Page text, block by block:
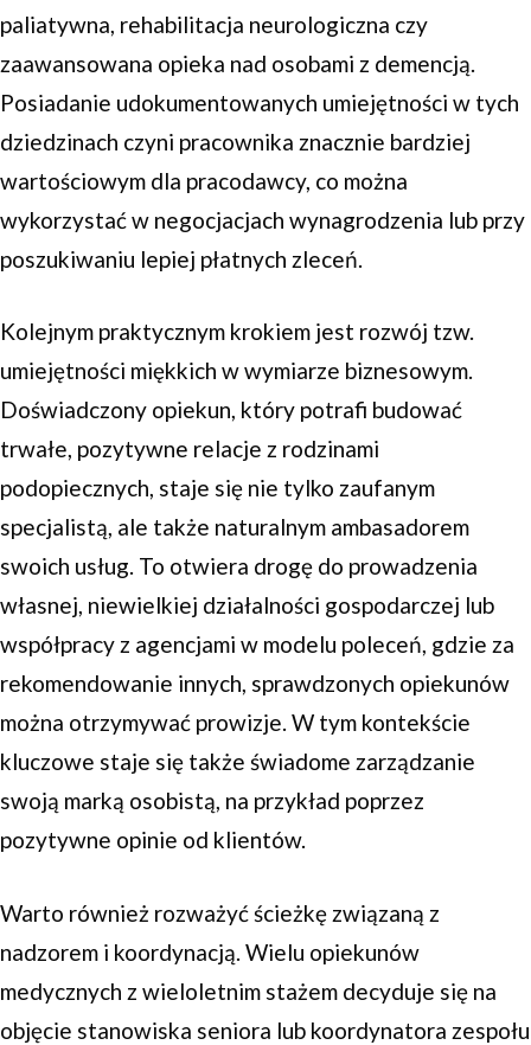
paliatywna, rehabilitacja neurologiczna czy
zaawansowana opieka nad osobami z demencją.
Posiadanie udokumentowanych umiejętności w tych
dziedzinach czyni pracownika znacznie bardziej
wartościowym dla pracodawcy, co można
wykorzystać w negocjacjach wynagrodzenia lub przy
poszukiwaniu lepiej płatnych zleceń.
Kolejnym praktycznym krokiem jest rozwój tzw.
umiejętności miękkich w wymiarze biznesowym.
Doświadczony opiekun, który potrafi budować
trwałe, pozytywne relacje z rodzinami
podopiecznych, staje się nie tylko zaufanym
specjalistą, ale także naturalnym ambasadorem
swoich usług. To otwiera drogę do prowadzenia
własnej, niewielkiej działalności gospodarczej lub
współpracy z agencjami w modelu poleceń, gdzie za
rekomendowanie innych, sprawdzonych opiekunów
można otrzymywać prowizje. W tym kontekście
kluczowe staje się także świadome zarządzanie
swoją marką osobistą, na przykład poprzez
pozytywne opinie od klientów.
Warto również rozważyć ścieżkę związaną z
nadzorem i koordynacją. Wielu opiekunów
medycznych z wieloletnim stażem decyduje się na
objęcie stanowiska seniora lub koordynatora zespołu